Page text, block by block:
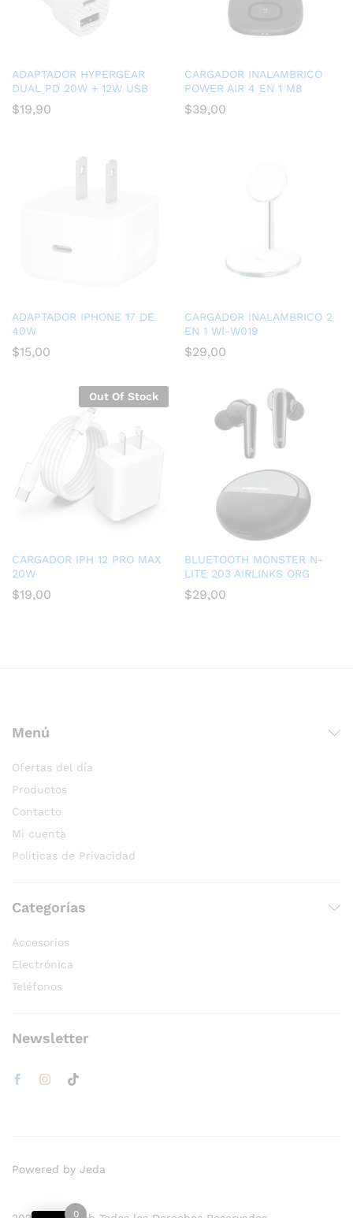
ADAPTADOR HYPERGEAR
DUAL PD 20W + 12W USB
$19,90
CARGADOR INALAMBRICO
POWER AIR 4 EN 1 M8
$39,00
ADAPTADOR IPHONE 17 DE
40W
$15,00
CARGADOR INALAMBRICO 2
EN 1 WI-W019
$29,00
Out Of Stock
CARGADOR IPH 12 PRO MAX
20W
$19,00
BLUETOOTH MONSTER N-
LITE 203 AIRLINKS ORG
$29,00
Menú
Ofertas del día
Productos
Contacto
Mi cuenta
Políticas de Privacidad
Categorías
Accesorios
Electrónica
Teléfonos
Newsletter
Powered by Jeda
0